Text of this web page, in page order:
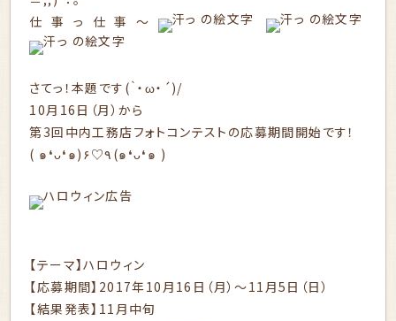
仕事っ仕事～
さてっ！本題です(｀・ω・´)/
10月16日（月）から
第3回中内工務店フォトコンテストの応募期間開始です！
( ๑❛ᴗ❛๑)۶♡٩(๑❛ᴗ❛๑ )
【テーマ】ハロウィン
【応募期間】2017年10月16日（月）～11月5日（日）
【結果発表】11月中旬